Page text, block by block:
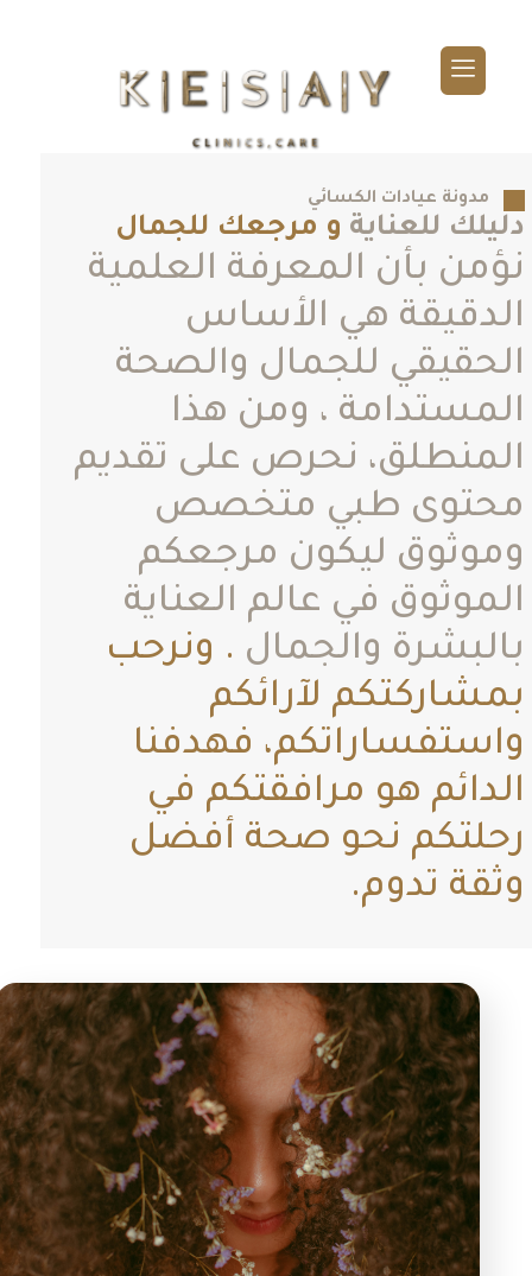
مدونة عيادات الكسائي
للعنايةو مرجعك للجمال
بأن المعرفة العلمية
هي الأساس
للجمال والصحة
، ومن هذا
نحرص على تقديم
طبي متخصص
ليكون مرجعكم
في عالم العناية
والجمال. ونرحب
لآرائكم
فهدفنا
هو مرافقتكم في
نحو صحة أفضل
تدوم.